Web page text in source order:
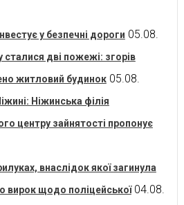
у безпечні дороги 05.08.
дві пожежі: згорів
житловий будинок 05.08.
Ніжинська філія
центру зайнятості пропонує
внаслідок якої загинула
вирок щодо поліцейської 04.08.